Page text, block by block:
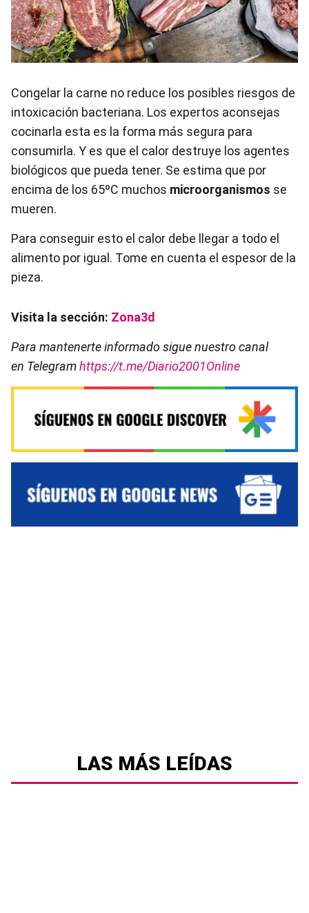
Congelar la carne no reduce los posibles riesgos de
intoxicación bacteriana. Los expertos aconsejas
cocinarla esta es la forma más segura para
consumirla. Y es que el calor destruye los agentes
biológicos que pueda tener. Se estima que por
encima de los 65ºC muchos microorganismos se
mueren.
Para conseguir esto el calor debe llegar a todo el
alimento por igual. Tome en cuenta el espesor de la
pieza.
Visita la sección: Zona3d
Para mantenerte informado sigue nuestro canal
en Telegramhttps://t.me/Diario2001Online
LAS MÁS LEÍDAS